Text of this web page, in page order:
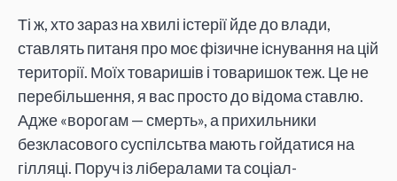
Ті ж, хто зараз на хвилі істерії йде до влади,
ставлять питаня про моє фізичне існування на цій
території. Моїх товаришів і товаришок теж. Це не
перебільшення, я вас просто до відома ставлю.
Адже «ворогам — смерть», а прихильники
безкласового суспілсьтва мають гойдатися на
гілляці. Поруч із лібералами та соціал-